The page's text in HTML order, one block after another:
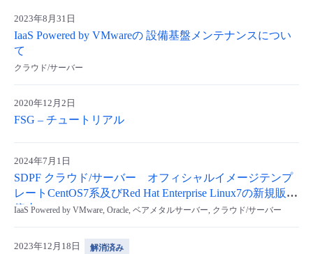
2023年8月31日
IaaS Powered by VMwareの 設備基盤メンテナンスについ
て
クラウド/サーバー
2020年12月2日
FSG – チュートリアル
2024年7月1日
SDPF クラウド/サーバー オフィシャルイメージテンプ
レートCentOS7系及びRed Hat Enterprise Linux7の新規販売
停止
IaaS Powered by VMware, Oracle, ベアメタルサーバー, クラウド/サーバー
2023年12月18日 解消済み